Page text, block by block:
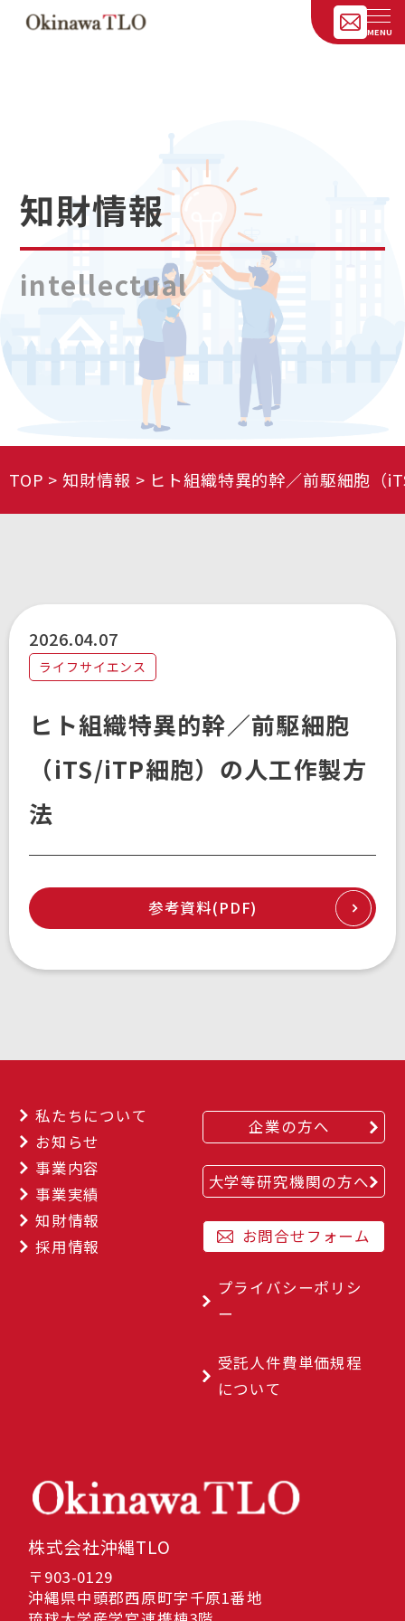
知財情報
intellectual
TOP 知財情報 ヒト組織特異的幹／前駆細胞（
2026.04.07
ライフサイエンス
ヒト組織特異的幹／前駆細胞
（iTS/iTP細胞）の人工作製方
法
参考資料(PDF)
私たちについて
お知らせ
事業内容
事業実績
知財情報
採用情報
企業の方へ
大学等研究機関の方へ
お問合せフォーム
プライバシーポリシ
ー
受託人件費単価規程
について
株式会社沖縄TLO
〒903-0129
沖縄県中頭郡西原町字千原1番地